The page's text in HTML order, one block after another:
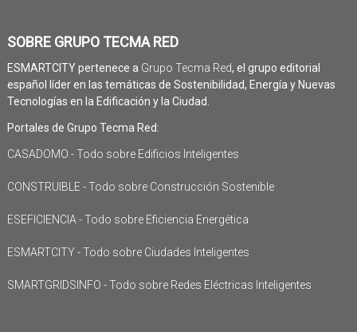
SOBRE GRUPO TECMA RED
ESMARTCITY pertenece a Grupo Tecma Red, el grupo editorial
español líder en las temáticas de Sostenibilidad, Energía y Nuevas
Tecnologías en la Edificación y la Ciudad.
Portales de Grupo Tecma Red:
CASADOMO - Todo sobre Edificios Inteligentes
CONSTRUIBLE - Todo sobre Construcción Sostenible
ESEFICIENCIA - Todo sobre Eficiencia Energética
ESMARTCITY - Todo sobre Ciudades Inteligentes
SMARTGRIDSINFO - Todo sobre Redes Eléctricas Inteligentes